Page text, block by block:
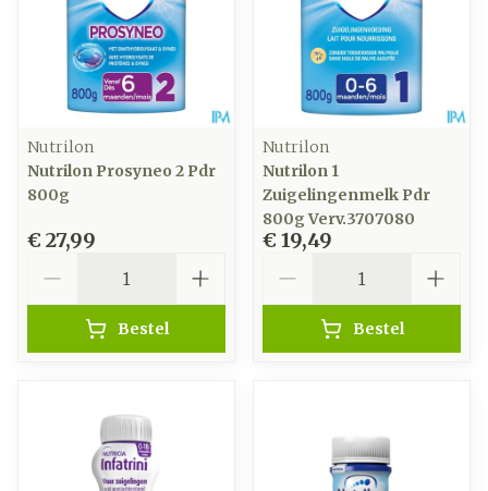
Nutrilon
Nutrilon Prosyneo 2 Pdr
800g
€ 27,99
Bestel
Nutrilon
Nutrilon 1
Zuigelingenmelk Pdr
800g Verv.3707080
€ 19,49
Bestel